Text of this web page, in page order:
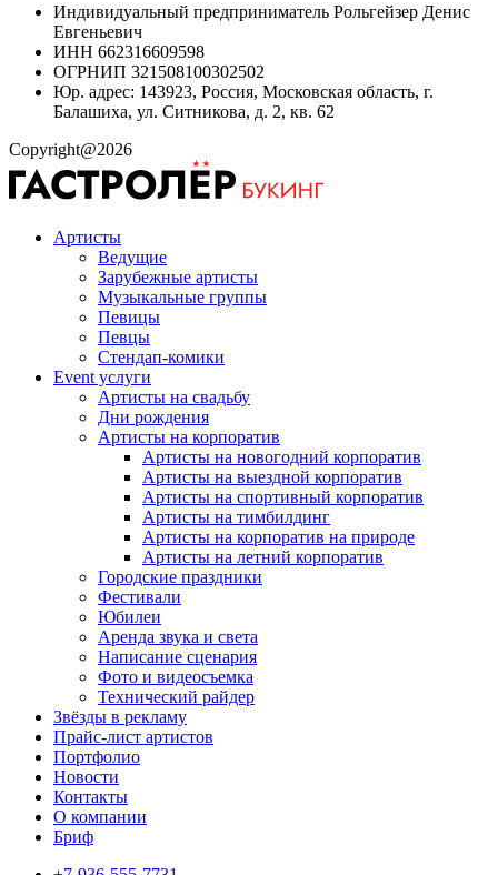
Индивидуальный предприниматель Рольгейзер Денис
Евгеньевич
ИНН 662316609598
ОГРНИП 321508100302502
Юр. адрес: 143923, Россия, Московская область, г.
Балашиха, ул. Ситникова, д. 2, кв. 62
Copyright@2026
Артисты
Ведущие
Зарубежные артисты
Музыкальные группы
Певицы
Певцы
Стендап-комики
Event услуги
Артисты на свадьбу
Дни рождения
Артисты на корпоратив
Артисты на новогодний корпоратив
Артисты на выездной корпоратив
Артисты на спортивный корпоратив
Артисты на тимбилдинг
Артисты на корпоратив на природе
Артисты на летний корпоратив
Городские праздники
Фестивали
Юбилеи
Аренда звука и света
Написание сценария
Фото и видеосъемка
Технический райдер
Звёзды в рекламу
Прайс-лист артистов
Портфолио
Новости
Контакты
О компании
Бриф